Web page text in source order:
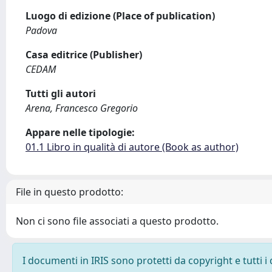
Luogo di edizione (Place of publication)
Padova
Casa editrice (Publisher)
CEDAM
Tutti gli autori
Arena, Francesco Gregorio
Appare nelle tipologie:
01.1 Libro in qualità di autore (Book as author)
File in questo prodotto:
Non ci sono file associati a questo prodotto.
I documenti in IRIS sono protetti da copyright e tutti